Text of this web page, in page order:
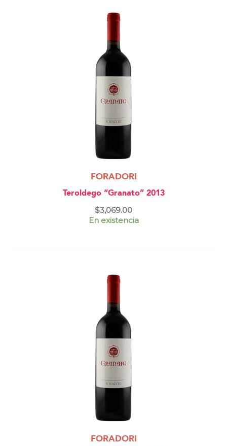
FORADORI
Teroldego “Granato” 2013
$3,069.00
En existencia
FORADORI